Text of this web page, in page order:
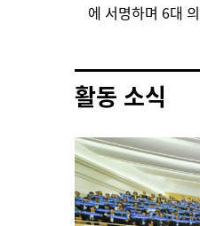
에 서명하며 6대
활동 소식